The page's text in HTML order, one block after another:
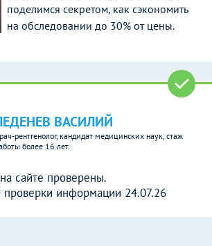
поделимся секретом, как сэкономить
на обследовании до 30% от цены.
ВАСИЛИЙ
рентгенолог, кандидат медицинских наук, стаж
более 16 лет.
сайте проверены.
проверки информации 24.07.26